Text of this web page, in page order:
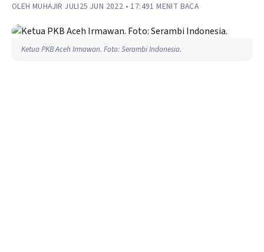
OLEH MUHAJIR JULI25 JUN 2022 • 17:491 MENIT BACA
Ketua PKB Aceh Irmawan. Foto: Serambi Indonesia.